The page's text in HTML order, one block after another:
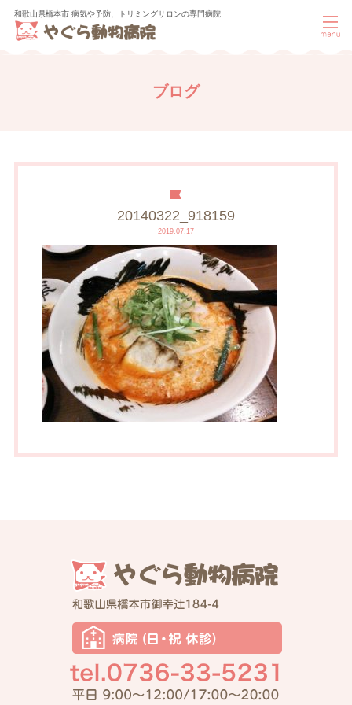
和歌山県橋本市 病気や予防、トリミングサロンの専門病院
ブログ
20140322_918159
2019.07.17